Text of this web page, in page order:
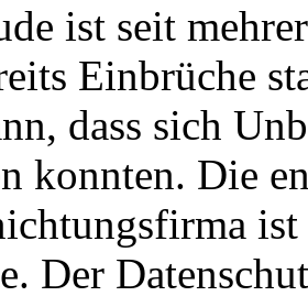
ist seit
Einbrüche
dass sich
konnten. Die
Der